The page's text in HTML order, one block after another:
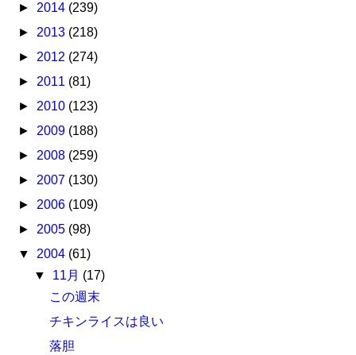
► 2014 (239)
► 2013 (218)
► 2012 (274)
► 2011 (81)
► 2010 (123)
► 2009 (188)
► 2008 (259)
► 2007 (130)
► 2006 (109)
► 2005 (98)
▼ 2004 (61)
▼ 11月 (17)
この週末
チキンライスは良い
落胆